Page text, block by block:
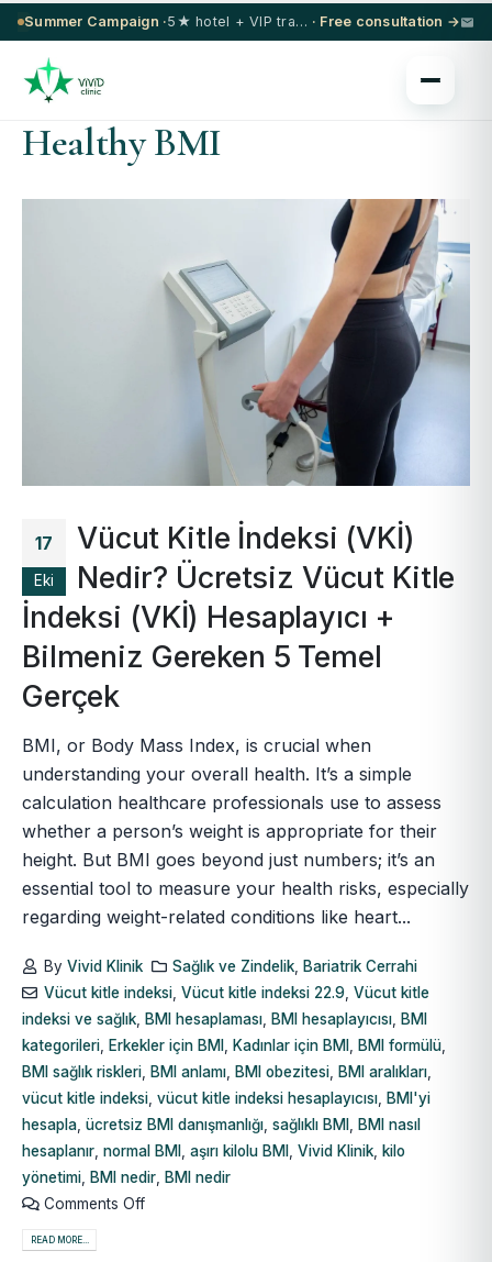
Summer Campaign · 5★ hotel + VIP transfer on select procedures · Free consultation →
Healthy BMI
17
Eki
Vücut Kitle İndeksi (VKİ)
Nedir? Ücretsiz Vücut Kitle
İndeksi (VKİ) Hesaplayıcı +
Bilmeniz Gereken 5 Temel
Gerçek
BMI, or Body Mass Index, is crucial when
understanding your overall health. It’s a simple
calculation healthcare professionals use to assess
whether a person’s weight is appropriate for their
height. But BMI goes beyond just numbers; it’s an
essential tool to measure your health risks, especially
regarding weight-related conditions like heart...
By Vivid Klinik Sağlık ve Zindelik
Bariatrik Cerrahi
Vücut kitle indeksi, Vücut kitle indeksi 22.9, Vücut kitle
indeksi ve sağlık
BMI hesaplaması BMI hesaplayıcısı
BMI
kategorileri
Erkekler için BMI Kadınlar için BMI BMI formülü
BMI sağlık riskleri
BMI anlamı BMI obezitesi BMI aralıkları
vücut kitle indeksi vücut kitle indeksi hesaplayıcısı
BMI'yi
hesapla ücretsiz BMI danışmanlığı sağlıklı BMI
BMI nasıl
hesaplanır normal BMI aşırı kilolu BMI Vivid Klinik
kilo
yönetimi
BMI nedir
BMI nedir
Comments Off
READ MORE...